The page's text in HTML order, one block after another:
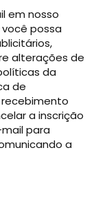
em nosso
possa
alterações de
da
de
a inscrição
para
a